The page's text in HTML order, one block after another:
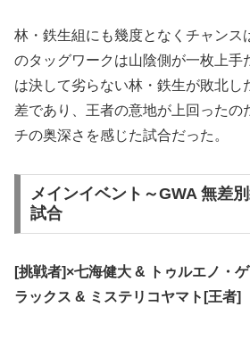
林・鉄生組にも幾度となくチャンス
のタッグワークは山陰側が一枚上手
は決して劣らない林・鉄生が敗北し
差であり、王者の意地が上回ったの
チの奥深さを感じた試合だった。
メインイベント～GWA 無差
試合
[挑戦者]×七海健大 & トゥルエノ・
ラックス & ミステリコヤマト[王者]